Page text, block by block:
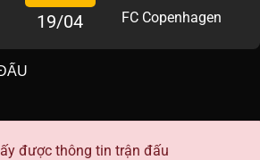
19/04 FC Copenhagen
được thông tin trận đấu